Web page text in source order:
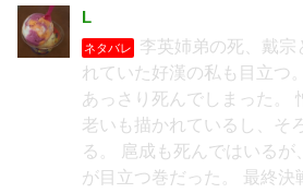
L
ネタバレ
李英姉弟の死、戴宗
れていた好漢の私も目立つ
あっさり死んでしまった。
老いも描かれているし、そ
る。 扈成も死んではいるが
が目立つ巻だった。 最終決